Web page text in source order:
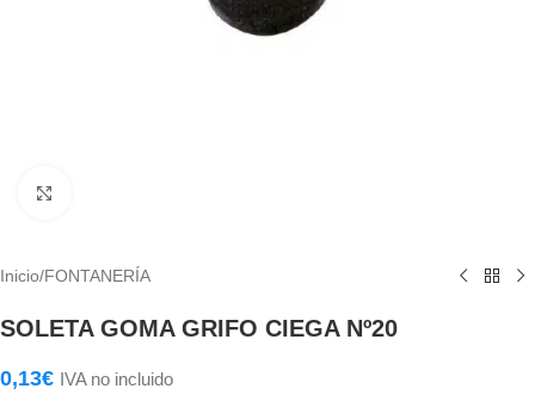
Inicio/FONTANERÍA
SOLETA GOMA GRIFO CIEGA Nº20
0,13€ IVA no incluido